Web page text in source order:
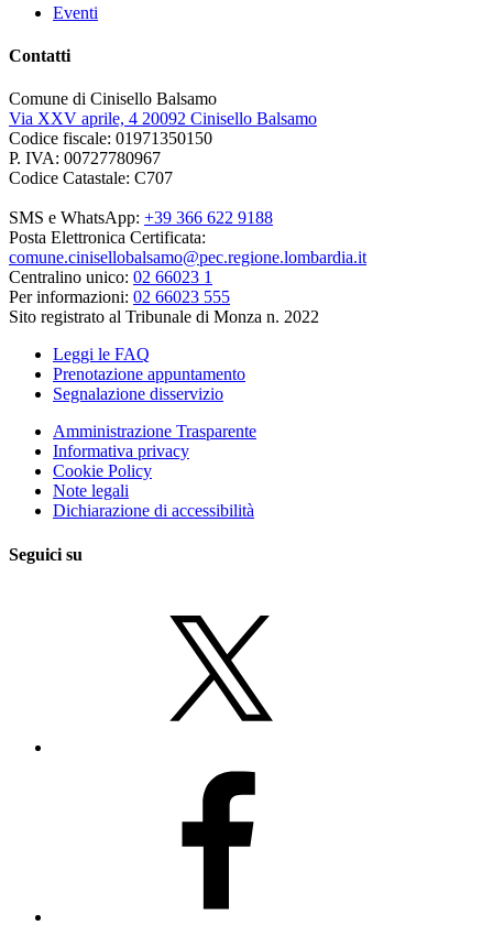
Eventi
Contatti
Comune di Cinisello Balsamo
Via XXV aprile, 4 20092 Cinisello Balsamo
Codice fiscale: 01971350150
P. IVA: 00727780967
Codice Catastale: C707
SMS e WhatsApp: +39 366 622 9188
Posta Elettronica Certificata:
comune.cinisellobalsamo@pec.regione.lombardia.it
Centralino unico: 02 66023 1
Per informazioni: 02 66023 555
Sito registrato al Tribunale di Monza n. 2022
Leggi le FAQ
Prenotazione appuntamento
Segnalazione disservizio
Amministrazione Trasparente
Informativa privacy
Cookie Policy
Note legali
Dichiarazione di accessibilità
Seguici su